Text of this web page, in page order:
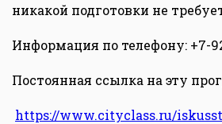
никакой подготовки не
Информация по телефону: +7-
Постоянная ссылка на эту
https://www.cityclass.ru/